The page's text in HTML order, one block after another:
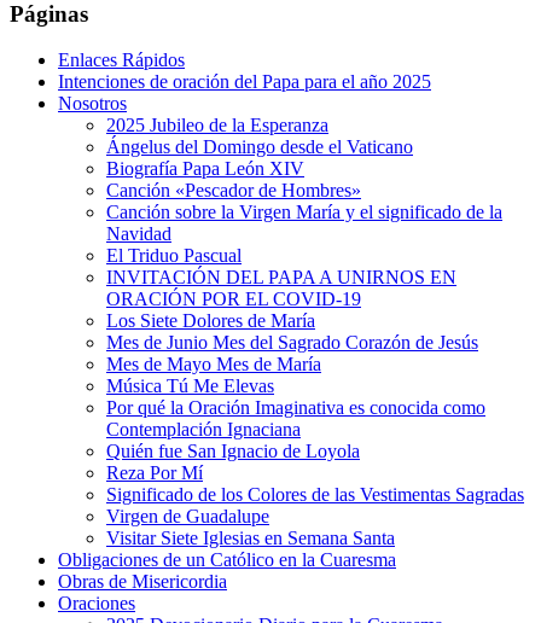
Páginas
Enlaces Rápidos
Intenciones de oración del Papa para el año 2025
Nosotros
2025 Jubileo de la Esperanza
Ángelus del Domingo desde el Vaticano
Biografía Papa León XIV
Canción «Pescador de Hombres»
Canción sobre la Virgen María y el significado de la
Navidad
El Triduo Pascual
INVITACIÓN DEL PAPA A UNIRNOS EN
ORACIÓN POR EL COVID-19
Los Siete Dolores de María
Mes de Junio Mes del Sagrado Corazón de Jesús
Mes de Mayo Mes de María
Música Tú Me Elevas
Por qué la Oración Imaginativa es conocida como
Contemplación Ignaciana
Quién fue San Ignacio de Loyola
Reza Por Mí
Significado de los Colores de las Vestimentas Sagradas
Virgen de Guadalupe
Visitar Siete Iglesias en Semana Santa
Obligaciones de un Católico en la Cuaresma
Obras de Misericordia
Oraciones